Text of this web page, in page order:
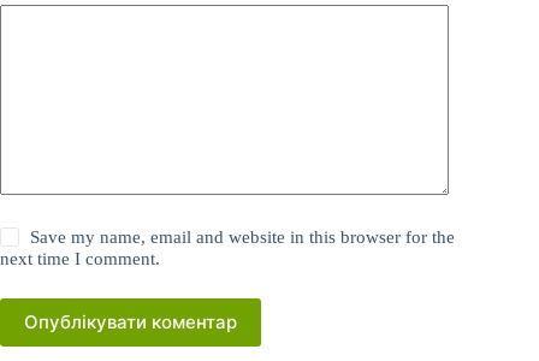
Save my name, email and website in this browser for the
next time I comment.
Опублікувати коментар